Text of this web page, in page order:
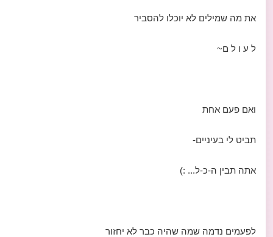
את מה שמילים לא יוכלו להסביר
ל ע ו ל ם~
ואם פעם אחת
תביט לי בעיניים-
אתה תבין ה-כ-ל... :)
לפעמים נדמה שמה שהיה כבר לא יחזור